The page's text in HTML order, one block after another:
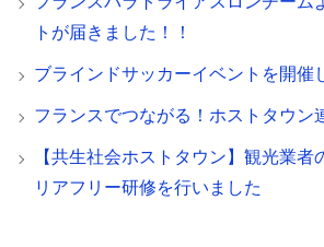
トが届きました！！
ブラインドサッカーイベントを開催
フランスでつながる！ホストタウン
【共生社会ホストタウン】観光業者
リアフリー研修を行いました